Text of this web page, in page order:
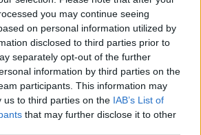
you may continue seeing
on personal information utilized by
disclosed to third parties prior to
separately opt-out of the further
information by third parties on the
participants. This information may
us to third parties on the IAB’s List of
that may further disclose it to other
09:37
επίθεση με μολότοφ
«Ήθελαν να
έσπασαν το
μολότοφ», δήλωσε στο